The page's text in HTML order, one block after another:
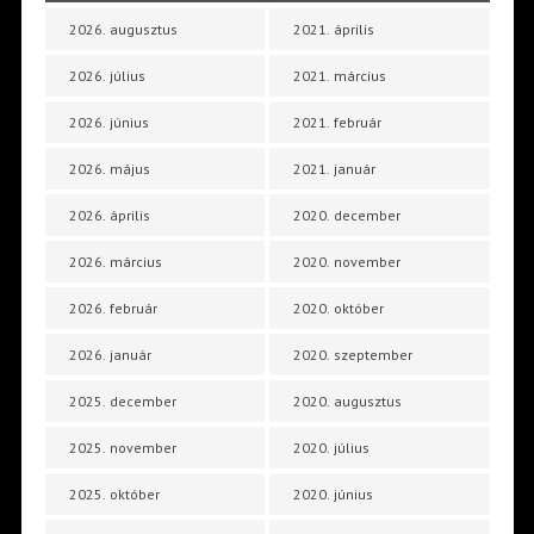
2026. augusztus
2026. július
2026. június
2026. május
2026. április
2026. március
2026. február
2026. január
2025. december
2025. november
2025. október
2021. április
2021. március
2021. február
2021. január
2020. december
2020. november
2020. október
2020. szeptember
2020. augusztus
2020. július
2020. június